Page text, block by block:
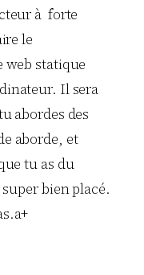
à forte
le
web statique
Il sera
abordes des
aborde, et
tu as du
bien placé.